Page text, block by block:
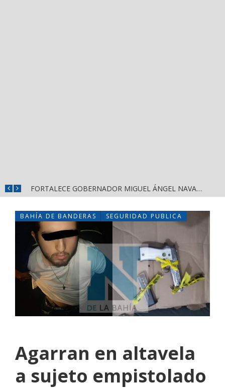
FORTALECE GOBERNADOR MIGUEL ÁNGEL NAVARRO LA COORDINACIÓN CON EL SECTOR EDUCATIVO EN NAYARIT
BAHÍA DE BANDERAS SEGURIDAD PUBLICA
Agarran en altavela
a sujeto empistolado